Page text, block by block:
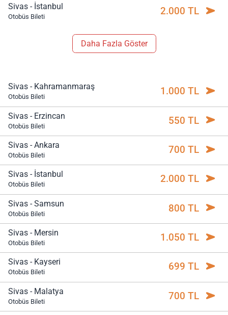
Sivas - İstanbul
Otobüs Bileti 2.000 TL
Daha Fazla Göster
Sivas - Kahramanmaraş
Otobüs Bileti 1.000 TL
Sivas - Erzincan
Otobüs Bileti 550 TL
Sivas - Ankara
Otobüs Bileti 700 TL
Sivas - İstanbul
Otobüs Bileti 2.000 TL
Sivas - Samsun
Otobüs Bileti 800 TL
Sivas - Mersin
Otobüs Bileti 1.050 TL
Sivas - Kayseri
Otobüs Bileti 699 TL
Sivas - Malatya
Otobüs Bileti 700 TL